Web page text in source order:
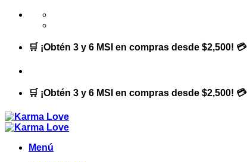
Saltar
🛒 ¡Obtén 3 y 6 MSI en compras desde $2,500! 💳
🛒 ¡Obtén 3 y 6 MSI en compras desde $2,500! 💳
Menú